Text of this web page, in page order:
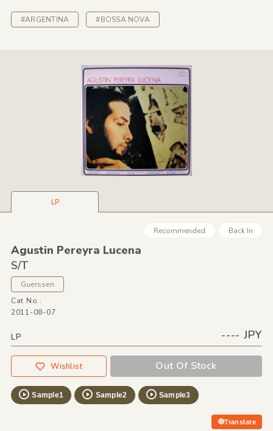
#ARGENTINA #BOSSA NOVA
LP
Recommended Back In
Agustin Pereyra Lucena
S/T
Guerssen
Cat No.:
2011-08-07
LP ---- JPY
Wishlist Out Of Stock
Sample1 Sample2 Sample3
Translate